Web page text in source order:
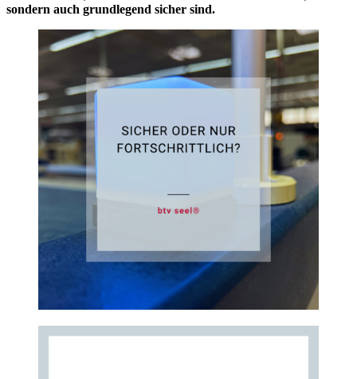
sondern auch grundlegend sicher sind.